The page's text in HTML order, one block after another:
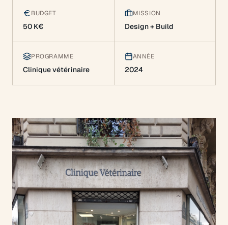
BUDGET
50 K€
MISSION
Design + Build
PROGRAMME
Clinique vétérinaire
ANNÉE
2024